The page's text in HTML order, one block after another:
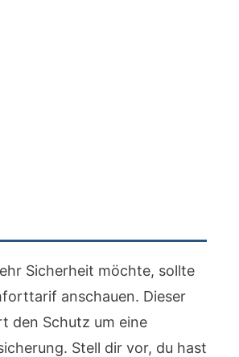
Sicherheit möchte, sollte
anschauen. Dieser
den Schutz um eine
Stell dir vor, du hast